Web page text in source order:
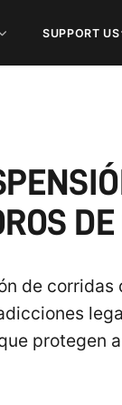
SUPPORT US
de
protegen